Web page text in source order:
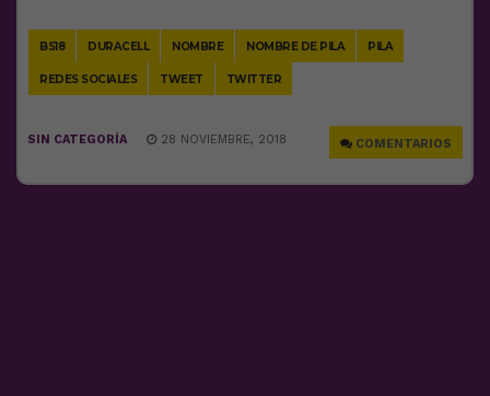
BS18 DURACELL NOMBRE NOMBRE DE PILA PILA
REDES SOCIALES TWEET TWITTER
COMENTARIOS
SIN CATEGORÍA 28 NOVIEMBRE, 2018